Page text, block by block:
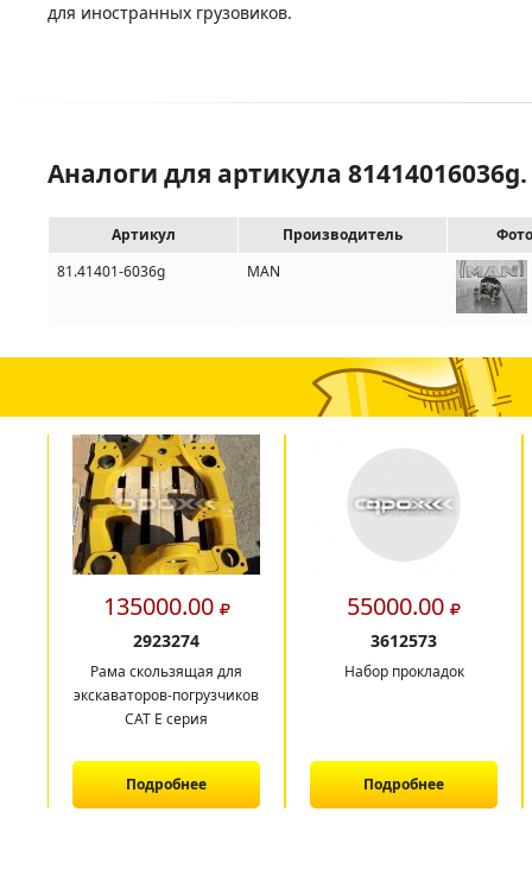
для иностранных грузовиков.
Аналоги для артикула
Артикул Производитель
Фото
81.41401-6036g
MAN
135000.00
2923274
Рама скользящая для
экскаваторов-погрузчиков
CAT E серия
Подробнее
55000.00
3612573
Набор прокладок
Подробнее